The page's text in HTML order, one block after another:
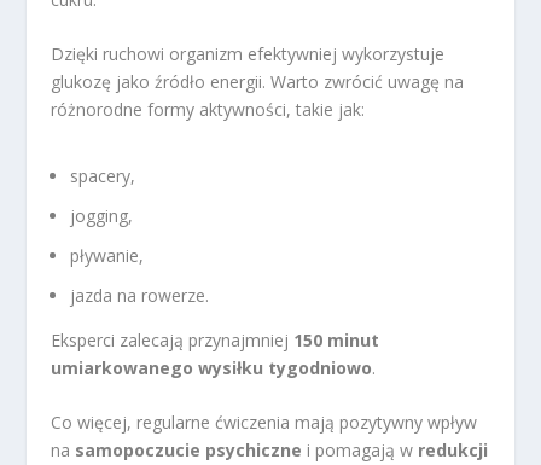
Dzięki ruchowi organizm efektywniej wykorzystuje
glukozę jako źródło energii. Warto zwrócić uwagę na
różnorodne formy aktywności, takie jak:
spacery,
jogging,
pływanie,
jazda na rowerze.
Eksperci zalecają przynajmniej 150 minut
umiarkowanego wysiłku tygodniowo.
Co więcej, regularne ćwiczenia mają pozytywny wpływ
na samopoczucie psychiczne i pomagają w redukcji